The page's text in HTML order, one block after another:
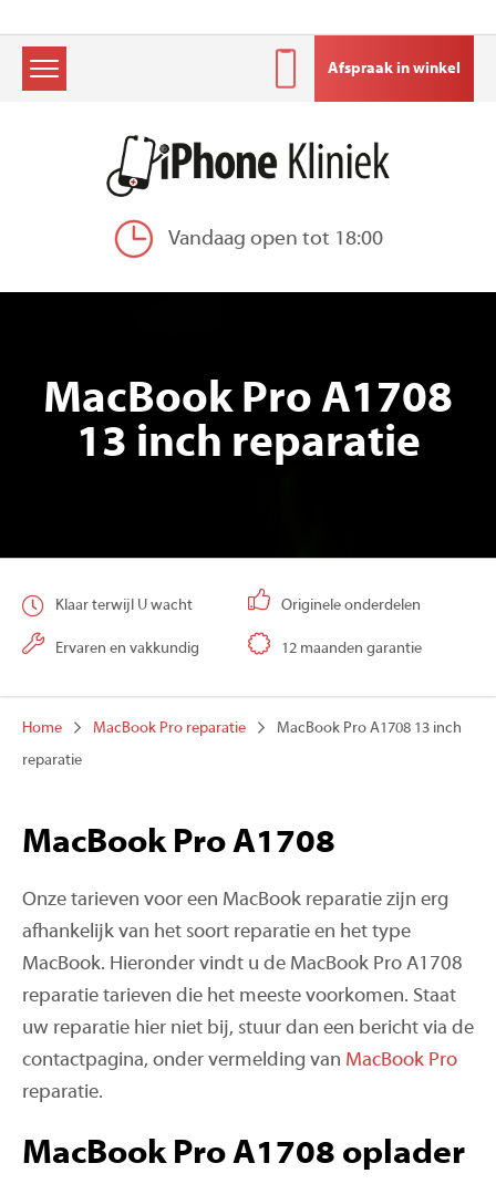
Vandaag open tot 18:00
Afspraak in winkel
MacBook Pro A1708
13 inch reparatie
Klaar terwijl U wacht Originele onderdelen
Ervaren en vakkundig 12 maanden garantie
Home MacBook Pro reparatie
MacBook Pro A1708 13 inch
reparatie
MacBook Pro A1708
Onze tarieven voor een MacBook reparatie zijn erg
afhankelijk van het soort reparatie en het type
MacBook. Hieronder vindt u de MacBook Pro A1708
reparatie tarieven die het meeste voorkomen. Staat
uw reparatie hier niet bij, stuur dan een bericht via de
contactpagina, onder vermelding van MacBook Pro
reparatie.
MacBook Pro A1708 oplader